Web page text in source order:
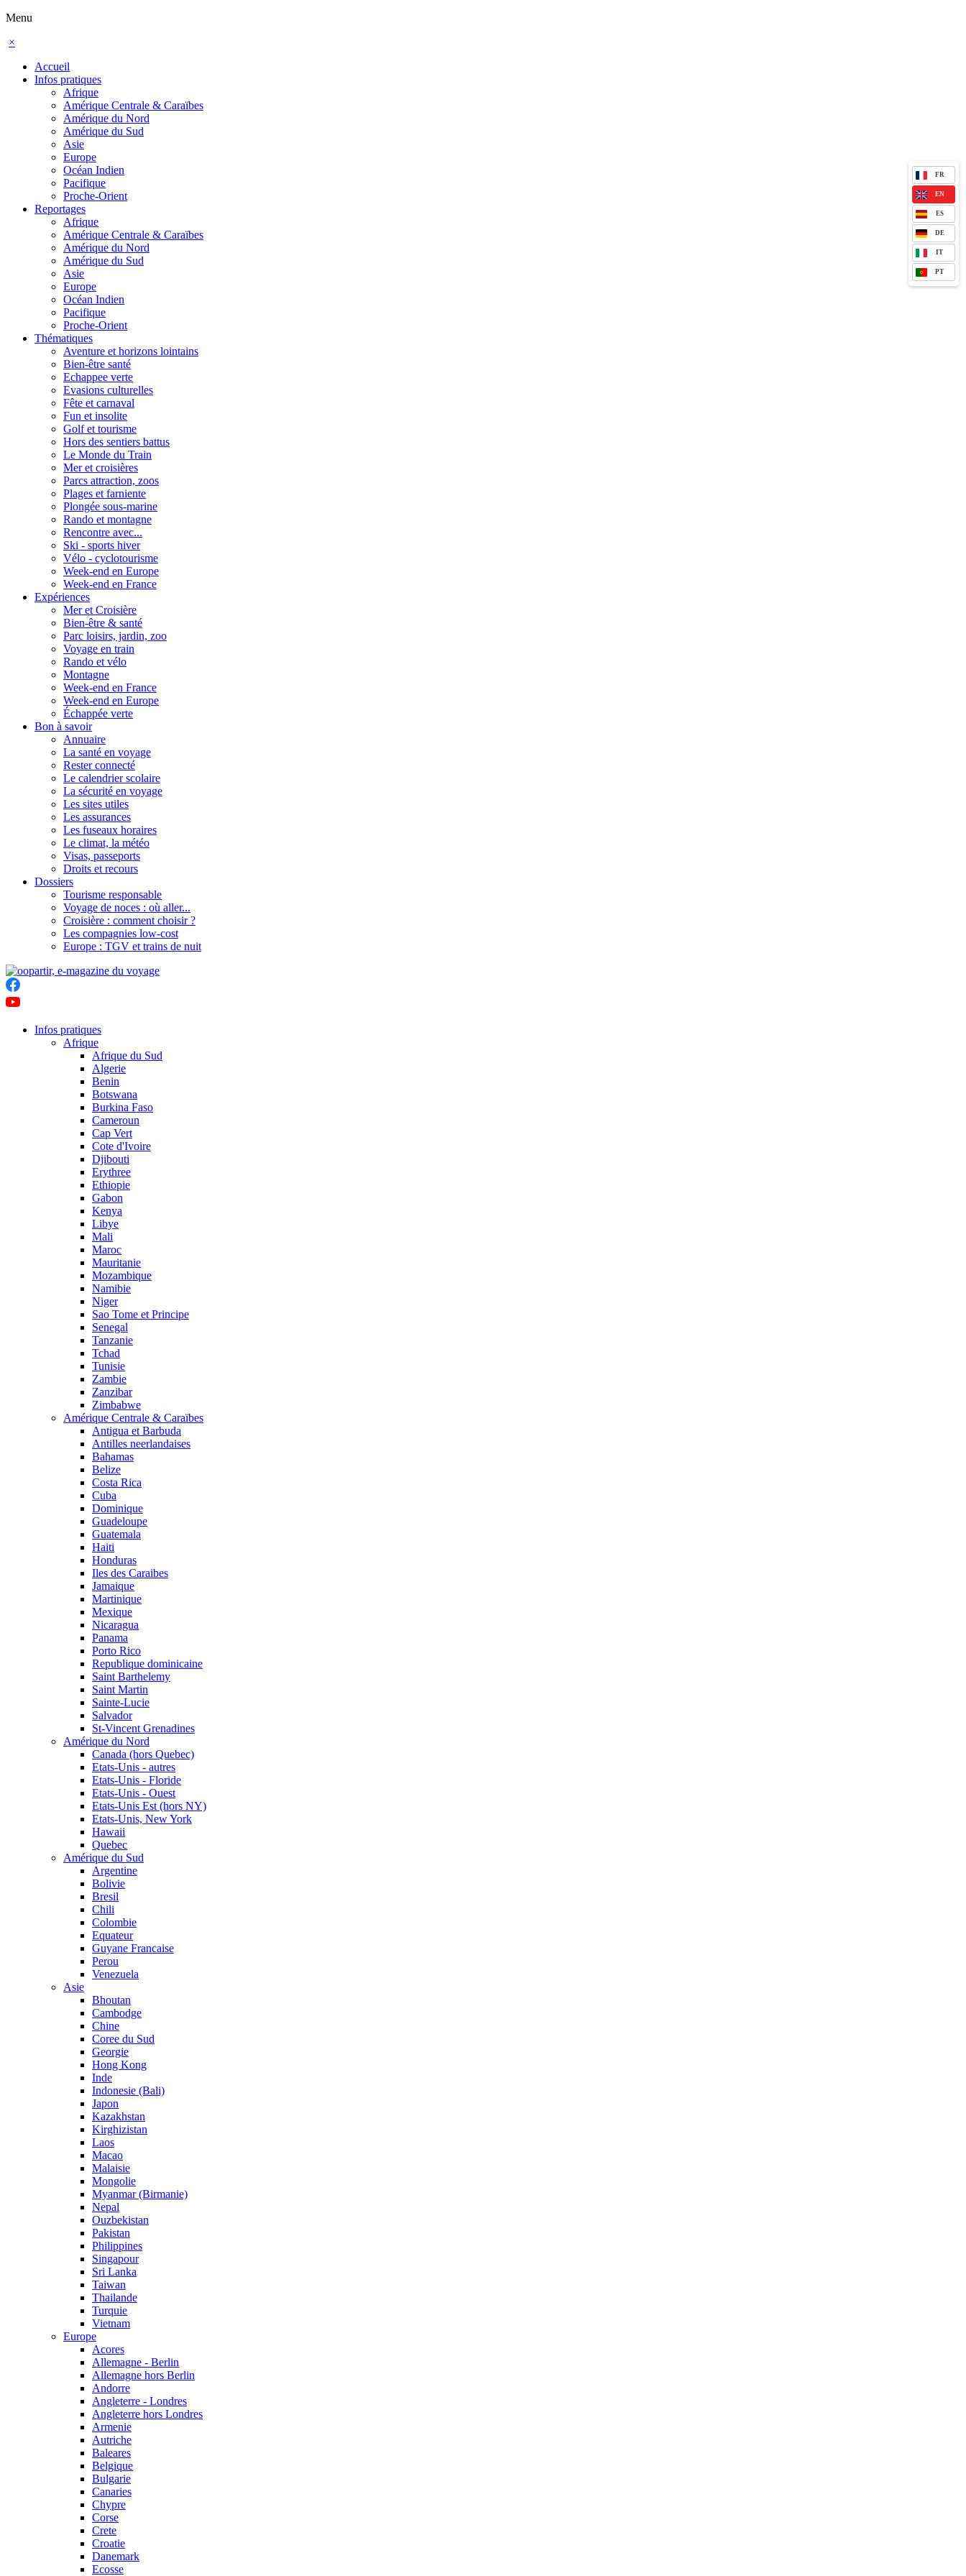
Menu
×
Accueil
Infos pratiques
Afrique
Amérique Centrale & Caraïbes
Amérique du Nord
Amérique du Sud
Asie
Europe
Océan Indien
Pacifique
Proche-Orient
Reportages
Afrique
Amérique Centrale & Caraïbes
Amérique du Nord
Amérique du Sud
Asie
Europe
Océan Indien
Pacifique
Proche-Orient
Thématiques
Aventure et horizons lointains
Bien-être santé
Echappee verte
Evasions culturelles
Fête et carnaval
Fun et insolite
Golf et tourisme
Hors des sentiers battus
Le Monde du Train
Mer et croisières
Parcs attraction, zoos
Plages et farniente
Plongée sous-marine
Rando et montagne
Rencontre avec...
Ski - sports hiver
Vélo - cyclotourisme
Week-end en Europe
Week-end en France
Expériences
Mer et Croisière
Bien-être & santé
Parc loisirs, jardin, zoo
Voyage en train
Rando et vélo
Montagne
Week-end en France
Week-end en Europe
Échappée verte
Bon à savoir
Annuaire
La santé en voyage
Rester connecté
Le calendrier scolaire
La sécurité en voyage
Les sites utiles
Les assurances
Les fuseaux horaires
Le climat, la météo
Visas, passeports
Droits et recours
Dossiers
Tourisme responsable
Voyage de noces : où aller...
Croisière : comment choisir ?
Les compagnies low-cost
Europe : TGV et trains de nuit
FR
EN
ES
DE
IT
PT
Infos pratiques
Afrique
Afrique du Sud
Algerie
Benin
Botswana
Burkina Faso
Cameroun
Cap Vert
Cote d'Ivoire
Djibouti
Erythree
Ethiopie
Gabon
Kenya
Libye
Mali
Maroc
Mauritanie
Mozambique
Namibie
Niger
Sao Tome et Principe
Senegal
Tanzanie
Tchad
Tunisie
Zambie
Zanzibar
Zimbabwe
Amérique Centrale & Caraïbes
Antigua et Barbuda
Antilles neerlandaises
Bahamas
Belize
Costa Rica
Cuba
Dominique
Guadeloupe
Guatemala
Haiti
Honduras
Iles des Caraibes
Jamaique
Martinique
Mexique
Nicaragua
Panama
Porto Rico
Republique dominicaine
Saint Barthelemy
Saint Martin
Sainte-Lucie
Salvador
St-Vincent Grenadines
Amérique du Nord
Canada (hors Quebec)
Etats-Unis - autres
Etats-Unis - Floride
Etats-Unis - Ouest
Etats-Unis Est (hors NY)
Etats-Unis, New York
Hawaii
Quebec
Amérique du Sud
Argentine
Bolivie
Bresil
Chili
Colombie
Equateur
Guyane Francaise
Perou
Venezuela
Asie
Bhoutan
Cambodge
Chine
Coree du Sud
Georgie
Hong Kong
Inde
Indonesie (Bali)
Japon
Kazakhstan
Kirghizistan
Laos
Macao
Malaisie
Mongolie
Myanmar (Birmanie)
Nepal
Ouzbekistan
Pakistan
Philippines
Singapour
Sri Lanka
Taiwan
Thailande
Turquie
Vietnam
Europe
Acores
Allemagne - Berlin
Allemagne hors Berlin
Andorre
Angleterre - Londres
Angleterre hors Londres
Armenie
Autriche
Baleares
Belgique
Bulgarie
Canaries
Chypre
Corse
Crete
Croatie
Danemark
Ecosse